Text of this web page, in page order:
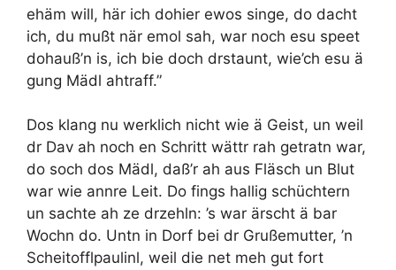
ehäm will, här ich dohier ewos singe, do dacht
ich, du mußt när emol sah, war noch esu speet
dohauß’n is, ich bie doch drstaunt, wie’ch esu ä
gung Mädl ahtraff.”
Dos klang nu werklich nicht wie ä Geist, un weil
dr Dav ah noch en Schritt wättr rah getratn war,
do soch dos Mädl, daß’r ah aus Fläsch un Blut
war wie annre Leit. Do fings hallig schüchtern
un sachte ah ze drzehln: ’s war ärscht ä bar
Wochn do. Untn in Dorf bei dr Grußemutter, ’n
Scheitofflpaulinl, weil die net meh gut fort